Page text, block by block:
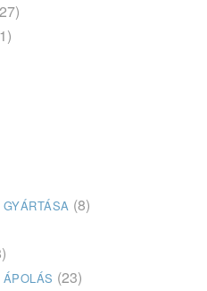
(8)
(23)